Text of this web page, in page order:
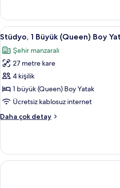
&
Hearing)
için
tüm
fotoğrafları
görün
Boy
Yatak,
Engellilere
Uygun,
Küvet
(Mobility
&
Hearing)
hakkında
daha
fazla
detay
Stüdyo,
1
Büyük
(Queen)
Boy
Yatak,
Şehir
için
görün
10
Stüdyo, 1 Büyük (Queen) Boy
Şehir manzaralı
27 metre kare
4 kişilik
1 büyük (Queen) Boy Yatak
Ücretsiz kablosuz internet
Daha çok detay
Stüdyo,
Boy
Yatak,
Şehir